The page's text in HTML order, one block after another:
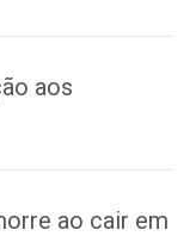
aos
ao cair em